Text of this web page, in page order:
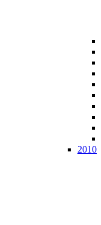
2010